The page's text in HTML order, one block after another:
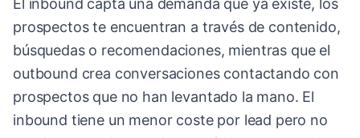
El inbound capta una demanda que ya existe, los
prospectos te encuentran a través de contenido,
búsquedas o recomendaciones, mientras que el
outbound crea conversaciones contactando con
prospectos que no han levantado la mano. El
inbound tiene un menor coste por lead pero no